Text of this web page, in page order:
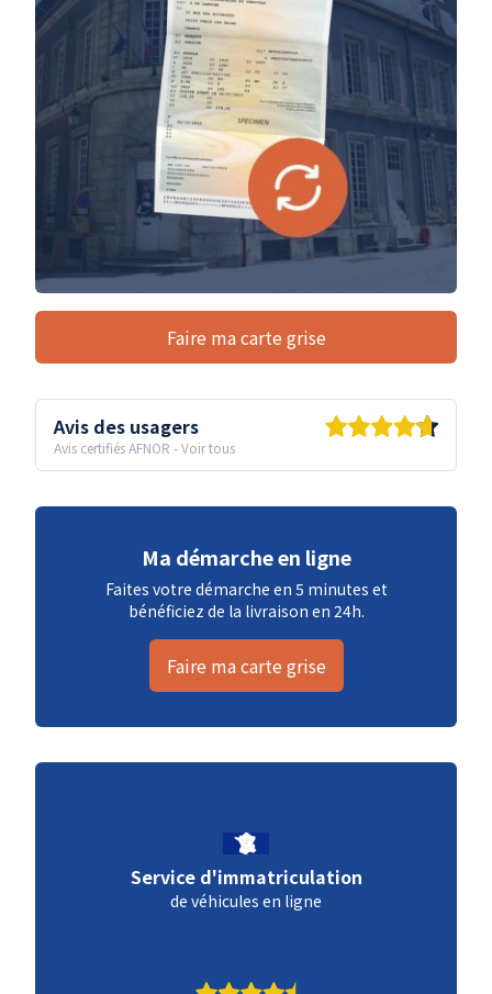
Faire ma carte grise
Avis des usagers
Avis certifiés AFNOR -Voir tous
Ma démarche en ligne
Faites votre démarche en 5 minutes et
bénéficiez de la livraison en 24h.
Faire ma carte grise
Service d'immatriculation
de véhicules en ligne